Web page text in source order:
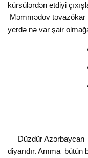
kürsülərdən etdiyi
Məmmədov təvazökar
yerdə nə var şair
Azərbaycan-
Azərbaycan-
Azərbaycan
Ülviləşir
Belə yerdə
Düzdür Azərbaycan
diyarıdır. Amma bütün